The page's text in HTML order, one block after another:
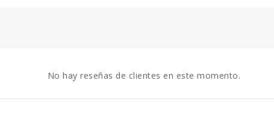
No hay reseñas de clientes en este momento.